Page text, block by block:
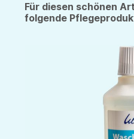
Für diesen schönen
folgende